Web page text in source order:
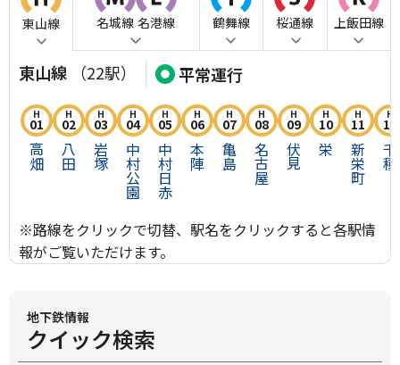
東山線 名城線 名港線 鶴舞線 桜通線 上飯田線
東山線 （22駅） 平常運行
H
01
高畑
H01 高畑
H
02
八田
H02 八田
H
03
岩塚
H03 岩塚
H
04
中村公園
H04 中村公園
H
05
中村日赤
H05 中村日赤
H
06
本陣
H06 本陣
H
07
亀島
H07 亀島
H
08
名古屋
H08 名古屋
H
09
伏見
H09 伏見
H
10
栄
H10 栄
H
11
新栄町
H11 H
12
千種
※路線をクリックで切替、駅名をクリックすると各駅情
報がご覧いただけます。
地下鉄情報
クイック検索